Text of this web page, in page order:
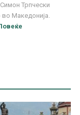
Трпчески
Македонија.